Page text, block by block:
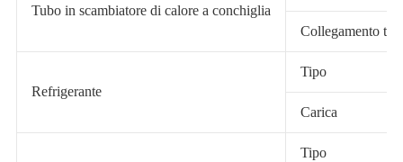
Tubo in scambiatore di calore a conchiglia
Collegamento
Refrigerante
Tipo
Carica
Tipo